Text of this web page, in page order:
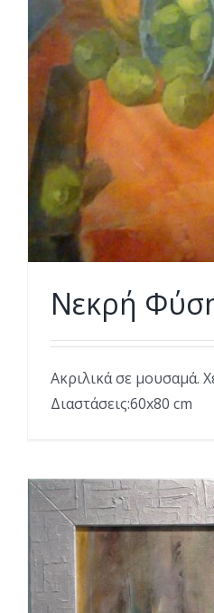
Νεκρή Φύση
Ακριλικά σε μουσαμά.
Διαστάσεις:60x80 cm